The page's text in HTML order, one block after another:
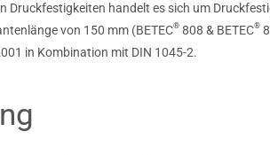
Druckfestigkeiten handelt es sich um
von 150 mm (BETEC®808 & BETEC®
in Kombination mit DIN 1045-2.